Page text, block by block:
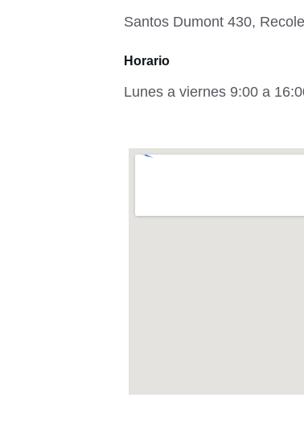
Santos Dumont 430,
Horario
Lunes a viernes 9:00 a